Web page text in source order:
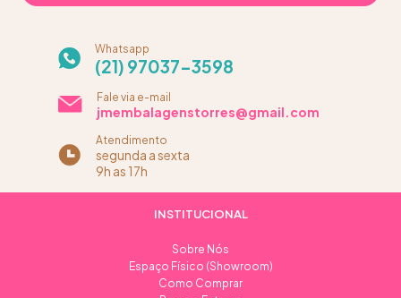
Whatsapp
(21) 97037-3598
Fale via e-mail
jmembalagenstorres@gmail.com
Atendimento
segunda a sexta
9h as 17h
INSTITUCIONAL
Sobre Nós
Espaço Físico (Showroom)
Como Comprar